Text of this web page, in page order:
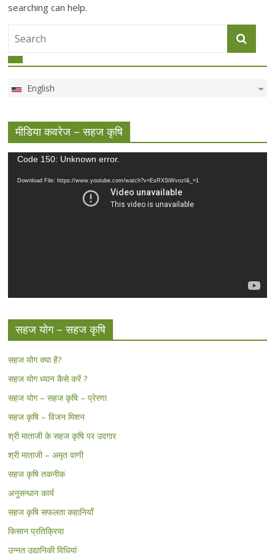
searching can help.
English
मीडिया कवरेज – सहज कृषि
Video
Code 150: Unknown error.
Download File: https://www.youtube.com/watch?v=EsRXSiWvozI&_=1
सहज योग – सहज कृषि
सहज योग क्या है?
सहज योग ध्यान कैसे करें ?
सहज योग – सहज कृषि – प्रेरणा
सहज कृषि – विजन मिशन
श्री माताजी के सहज कृषि पर उदगार
श्री माताजी – अमृत वाणी
सहज कृषि तकनीक
अनुसन्धान कार्य
सहज कृषि सफलता कहानियाँ
किसान प्रतिक्रिया
उन्नत उद्यानिकी विधियां